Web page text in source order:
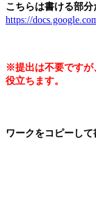
こちらは書ける部分
https://
※提出は不要ですが
役立ちます。
ワークをコピーし